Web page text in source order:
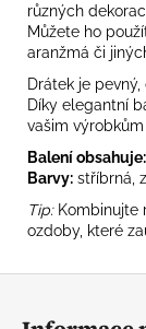
různých
Můžete ho
aranžmá či
Drátek je
Díky elegantní
vašim
Balení obsahuje:
Barvy: stříbrná,
Tip:Kombinujte
ozdoby, které
Z